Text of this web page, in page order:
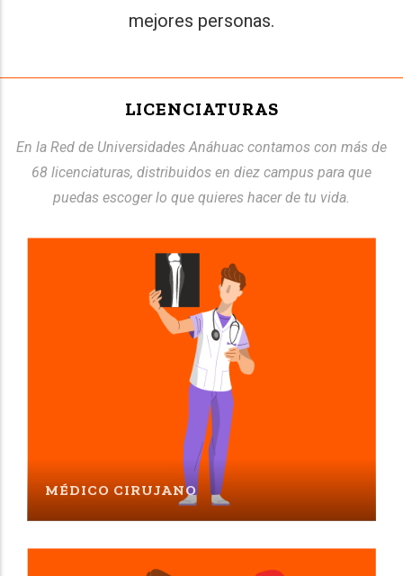
mejores personas.
LICENCIATURAS
En la Red de Universidades Anáhuac contamos con más de
68 licenciaturas, distribuidos en diez campus para que
puedas escoger lo que quieres hacer de tu vida.
MÉDICO CIRUJANO